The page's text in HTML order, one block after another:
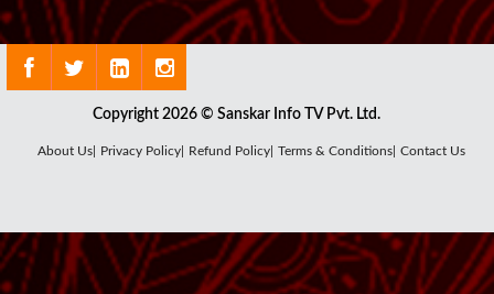
Copyright 2026 © Sanskar Info TV Pvt. Ltd.
About Us| Privacy Policy| Refund Policy| Terms & Conditions| Contact Us